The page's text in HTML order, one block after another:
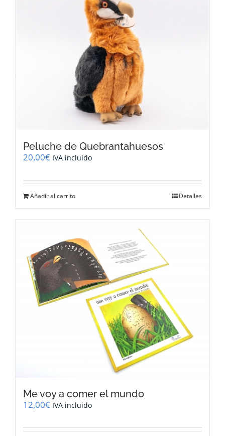
Las
opciones
se
pueden
elegir
en
la
página
de
producto
Peluche de Quebrantahuesos
20,00€ IVA incluido
Añadir al carrito Detalles
Me voy a comer el mundo
12,00€ IVA incluido